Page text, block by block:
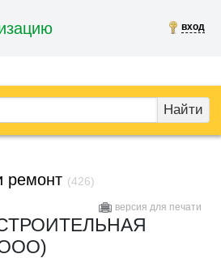
вход
Найти
ремонт (426)
версия для печати